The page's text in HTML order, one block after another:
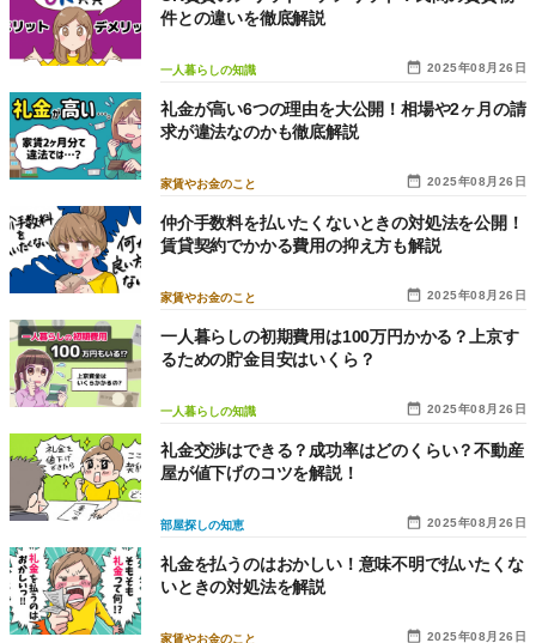
2025年08月26日
一人暮らしの知識
件との違いを徹底解説
2025年08月26日
家賃やお金のこと
礼金が高い6つの理由を大公開！相場や2ヶ月の請
求が違法なのかも徹底解説
2025年08月26日
家賃やお金のこと
仲介手数料を払いたくないときの対処法を公開！
賃貸契約でかかる費用の抑え方も解説
2025年08月26日
一人暮らしの知識
一人暮らしの初期費用は100万円かかる？上京す
るための貯金目安はいくら？
2025年08月26日
部屋探しの知恵
礼金交渉はできる？成功率はどのくらい？不動産
屋が値下げのコツを解説！
2025年08月26日
家賃やお金のこと
礼金を払うのはおかしい！意味不明で払いたくな
いときの対処法を解説